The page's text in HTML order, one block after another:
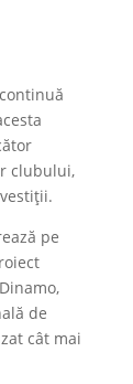
clubului,
pe
de
cât mai